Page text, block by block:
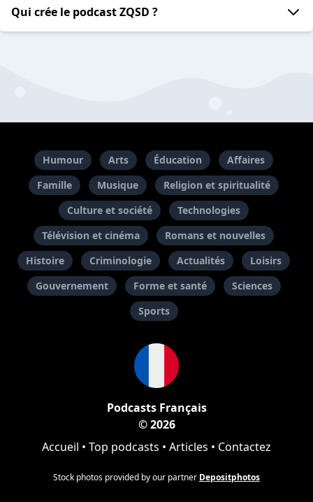
Qui crée le podcast ZQSD ?
Humour Arts Éducation
Affaires
Famille
Musique
Religion et spiritualité
Culture et société
Technologies
Télévision et cinéma
Romans et nouvelles
Histoire
Criminologie Actualités
Loisirs
Gouvernement
Forme et santé
Sciences
Sports
Podcasts Français
© 2026
Accueil • Top podcasts • Articles • Contactez
Stock photos provided by our partner Depositphotos